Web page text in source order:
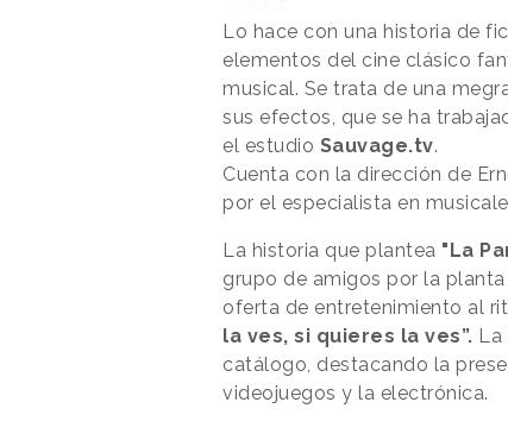
Lo hace con una historia de
elementos del cine clásico
musical. Se trata de una
sus efectos, que se ha
el estudio Sauvage.tv.
Cuenta con la dirección de
por el especialista en
La historia que plantea "La
grupo de amigos por la
oferta de entretenimiento al
la ves, si quieres la ves”. La
catálogo, destacando la
videojuegos y la electrónica.